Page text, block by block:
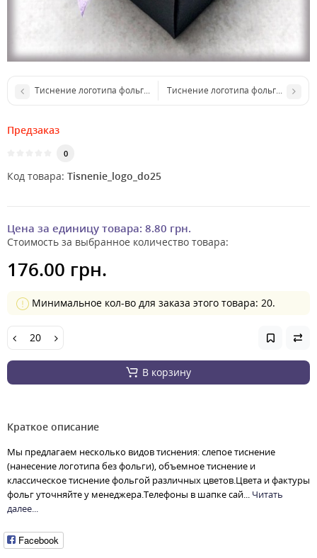
Тиснение логотипа фольгой ( 10 см.кв.)Тиснение логотипа фольгой
Предзаказ
0
Код товара: Tisnenie_logo_do25
Цена за единицу товара: 8.80 грн.
Стоимость за выбранное количество товара:
176.00 грн.
Минимальное кол-во для заказа этого товара: 20.
В корзину
Краткое описание
Мы предлагаем несколько видов тиснения: слепое тиснение
(нанесение логотипа без фольги), объемное тиснение и
классическое тиснение фольгой различных цветов.Цвета и фактуры
фольг уточняйте у менеджера.Телефоны в шапке сай... Читать
далее...
Facebook